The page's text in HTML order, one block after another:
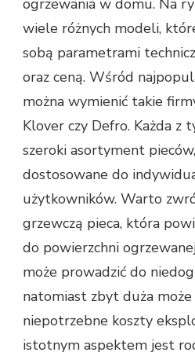
ogrzewania w domu. Na
wiele różnych modeli,
sobą parametrami
oraz ceną. Wśród
można wymienić takie
Klover czy Defro. Każda z
szeroki asortyment
dostosowane do
użytkowników. Warto
grzewczą pieca, która
do powierzchni
może prowadzić do
natomiast zbyt duża
niepotrzebne koszty
istotnym aspektem jest